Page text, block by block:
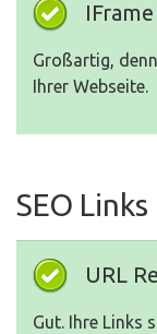
IFrame
Großartig,
Ihrer Webseite.
SEO Links
URL
Gut. Ihre Links